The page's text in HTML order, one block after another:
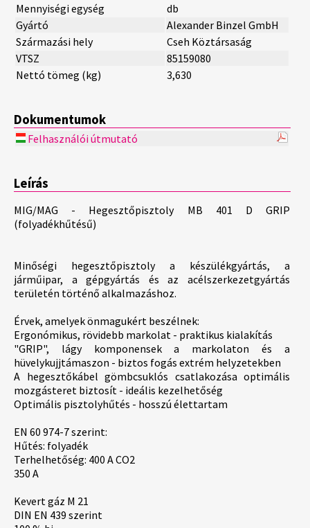
Mennyiségi egység
db
Gyártó
Alexander Binzel GmbH
Származási hely
Cseh Köztársaság
VTSZ
85159080
Nettó tömeg (kg)
3,630
Dokumentumok
Felhasználói útmutató
Leírás
MIG/MAG - Hegesztőpisztoly MB 401 D GRIP
(folyadékhűtésű)
Minőségi hegesztőpisztoly a készülékgyártás, a
járműipar, a gépgyártás és az acélszerkezetgyártás
területén történő alkalmazáshoz.
Érvek, amelyek önmagukért beszélnek:
Ergonómikus, rövidebb markolat - praktikus kialakítás
"GRIP", lágy komponensek a markolaton és a
hüvelykujjtámaszon - biztos fogás extrém helyzetekben
A hegesztőkábel gömbcsuklós csatlakozása optimális
mozgásteret biztosít - ideális kezelhetőség
Optimális pisztolyhűtés - hosszú élettartam
EN 60 974-7 szerint:
Hűtés: folyadék
Terhelhetőség: 400 A CO2
350 A
Kevert gáz M 21
DIN EN 439 szerint